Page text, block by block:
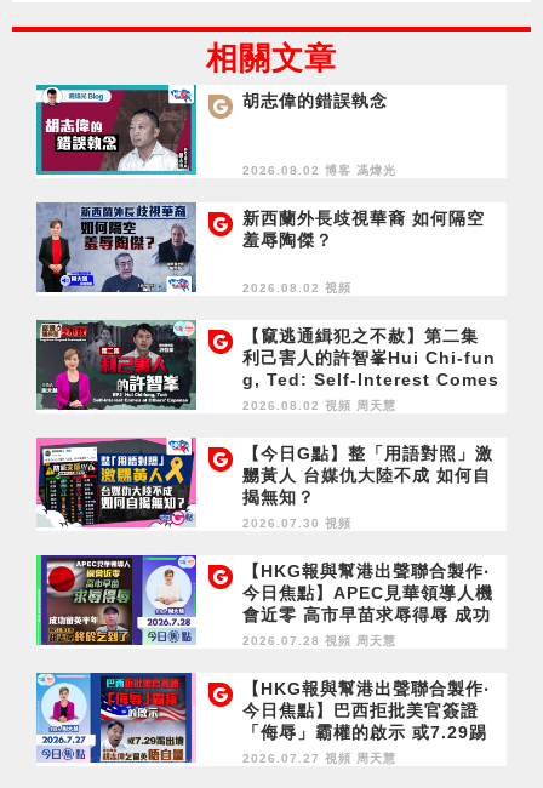
相關文章
胡志偉的錯誤執念
2026.08.02 博客 馮煒光
新西蘭外長歧視華裔 如何隔空
羞辱陶傑？
2026.08.02 視頻
【竄逃通緝犯之不赦】第二集
利己害人的許智峯Hui Chi-fun
g, Ted: Self-Interest Comes
at Others' Expense
2026.08.02 視頻 周天慧
【今日G點】整「用語對照」激
嬲黃人 台媒仇大陸不成 如何自
揭無知？
2026.07.30 視頻
【HKG報與幫港出聲聯合製作‧
今日焦點】APEC見華領導人機
會近零 高市早苗求辱得辱 成功
留英半年 胡志偉終於乞到了
2026.07.28 視頻 周天慧
【HKG報與幫港出聲聯合製作‧
今日焦點】巴西拒批美官簽證
「侮辱」霸權的啟示 或7.29踢
出境 胡志偉乞留英唔自量
2026.07.27 視頻 周天慧